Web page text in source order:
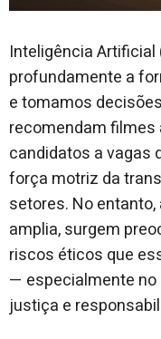
Inteligência
profundamente a
e tomamos
recomendam
candidatos a vagas
força motriz da
setores. No
amplia, surgem
riscos éticos que
— especialmente no
justiça e